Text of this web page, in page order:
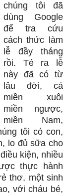
chúng tôi đã
dùng Google
để tra cứu
cách thức làm
lễ đầy tháng
rồi. Té ra lễ
này đã có từ
lâu đời, cả
miền xuôi
miền ngược,
miền Nam,
tôi có con,
lo đủ sữa cho
kiện, nhiều
thực hành
thơ, một sinh
với cháu bé,